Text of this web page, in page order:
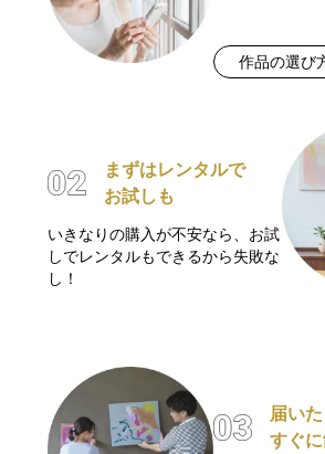
作品の選び
まずはレンタルで
お試しも
いきなりの購入が不安なら、お試
しでレンタルもできるから失敗な
し！
届いた
すぐ